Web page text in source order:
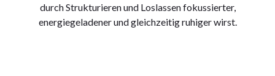
durch Strukturieren und Loslassen fokussierter,
energiegeladener und gleichzeitig ruhiger wirst.